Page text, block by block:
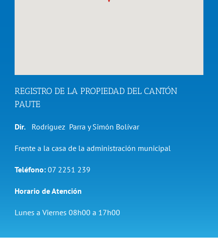
REGISTRO DE LA PROPIEDAD DEL CANTÓN
PAUTE
Dir. Rodriguez Parra y Simón Bolívar
Frente a la casa de la administración municipal
Teléfono: 07 2251 239
Horario de Atención
Lunes a Viernes 08h00 a 17h00